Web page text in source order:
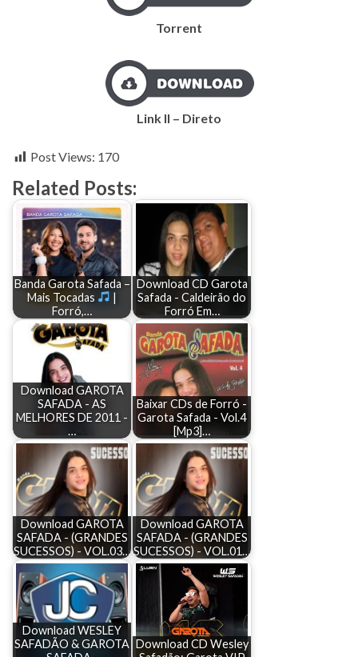
Torrent
Link II – Direto
Post Views: 170
Related Posts:
Banda Garota Safada –
Mais Tocadas
|
Forró,…
Download CD Garota
Safada - Caldeirão do
Forró Em…
Download GAROTA
SAFADA - AS
MELHORES DE 2011 -
…
Baixar CDs de Forró -
Garota Safada - Vol.4
[Mp3]…
Download GAROTA
SAFADA - (GRANDES
SUCESSOS) - VOL.03…
Download GAROTA
SAFADA - (GRANDES
SUCESSOS) - VOL.01…
Download WESLEY
SAFADÃO & GAROTA Download CD Wesley